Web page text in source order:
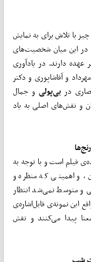
با تلاش برای به نمایش
در این میان شخصیت‌های
دارند. در یادآوری
و آقاشاپوری و دکتر
در بیپولیو جمال
و نقش‌های اصلی به یاد
ها
فیلم است و با توجه به
و اهمیتی که منظره و
و متوسط نمی‌شد انتظار
این نمونه‌ی قابل‌اشاره‌ی
پیدا می‌کنند و نقش